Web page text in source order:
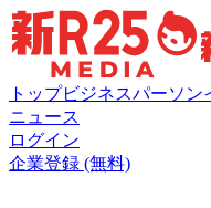
トップビジネスパーソン
ニュース
ログイン
企業登録 (無料)